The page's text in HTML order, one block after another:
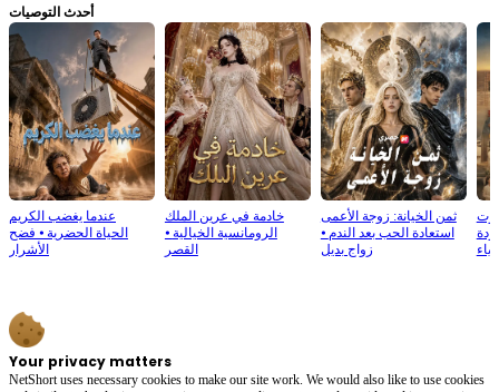
أحدث التوصيات
عندما يغضب الكريم
الحياة الحضرية ⦁ فضح
الأشرار
خادمة في عرين الملك
الرومانسية الخيالية ⦁
القصر
ثمن الخيانة: زوجة الأعمى
استعادة الحب بعد الندم ⦁
زواج بديل
Your privacy matters
NetShort uses necessary cookies to make our site work. We would also like to use cookies